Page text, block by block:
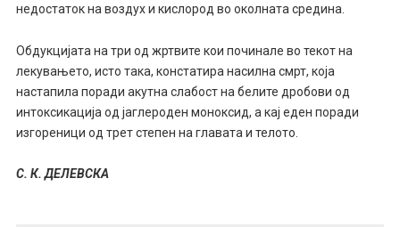
недостаток на воздух и кислород во околната средина.
Обдукцијата на три од жртвите кои починале во текот на
лекувањето, исто така, констатира насилна смрт, која
настапила поради акутна слабост на белите дробови од
интоксикација од јаглероден моноксид, а кај еден поради
изгореници од трет степен на главата и телото.
С. К. ДЕЛЕВСКА